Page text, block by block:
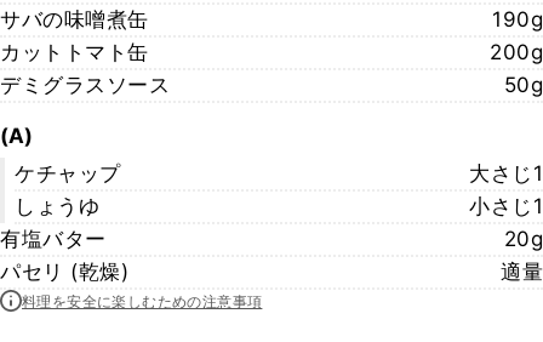
サバの味噌煮缶
190g
カットトマト缶
200g
デミグラスソース
50g
(A)
ケチャップ
大さじ1
しょうゆ
小さじ1
有塩バター
20g
パセリ (乾燥)
適量
料理を安全に楽しむための注意事項